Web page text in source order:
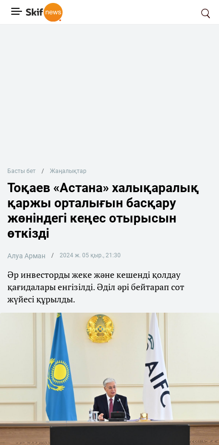
Басты бет Жаңалықтар
Тоқаев «Астана» халықаралық
қаржы орталығын басқару
жөніндегі кеңес отырысын
өткізді
Алуа Арман 2024 ж. 05 қыр., 21:30
Әр инвесторды жеке және кешенді қолдау
қағидалары енгізілді. Әділ әрі бейтарап сот
жүйесі құрылды.